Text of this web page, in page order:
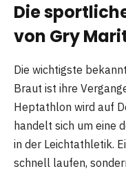
Die
von Gry
Die wichtigste
Braut ist ihre
Heptathlon wird auf
handelt sich um eine
in der Leichtathletik.
schnell laufen,